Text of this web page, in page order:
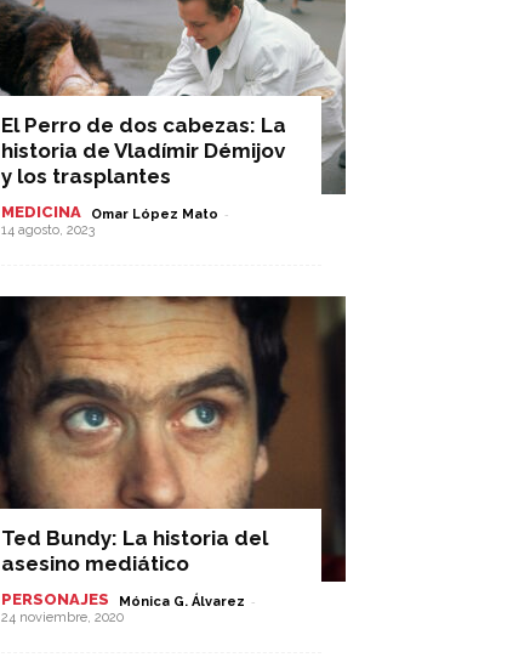
El Perro de dos cabezas: La
historia de Vladímir Démijov
y los trasplantes
MEDICINA Omar López Mato -
14 agosto, 2023
Ted Bundy: La historia del
asesino mediático
PERSONAJES Mónica G. Álvarez -
24 noviembre, 2020